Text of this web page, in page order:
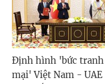
Định hình 'bức
mại' Việt Nam - UAE